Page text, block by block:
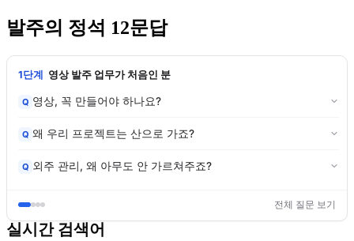
발주의 정석 12문답
1단계 영상 발주 업무가 처음인 분
Q 영상, 꼭 만들어야 하나요?
Q 왜 우리 프로젝트는 산으로 가죠?
Q 외주 관리, 왜 아무도 안 가르쳐주죠?
전체 질문 보기
실시간 검색어